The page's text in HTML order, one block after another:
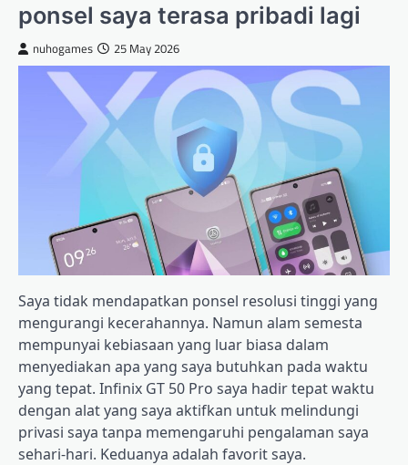
ponsel saya terasa pribadi lagi
nuhogames 25 May 2026
Saya tidak mendapatkan ponsel resolusi tinggi yang
mengurangi kecerahannya. Namun alam semesta
mempunyai kebiasaan yang luar biasa dalam
menyediakan apa yang saya butuhkan pada waktu
yang tepat. Infinix GT 50 Pro saya hadir tepat waktu
dengan alat yang saya aktifkan untuk melindungi
privasi saya tanpa memengaruhi pengalaman saya
sehari-hari. Keduanya adalah favorit saya.